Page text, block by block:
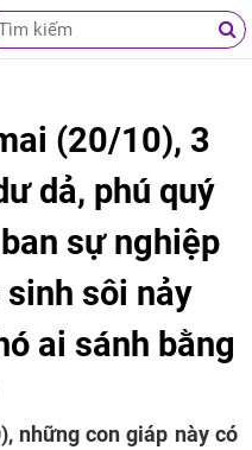
(20/10), 3
dả, phú quý
sự nghiệp
sôi nảy
ai sánh bằng
những con giáp này có